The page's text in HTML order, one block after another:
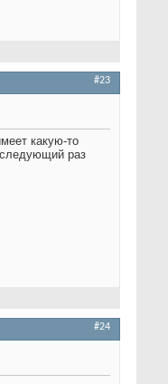
#23
какую-то
следующий раз
#24